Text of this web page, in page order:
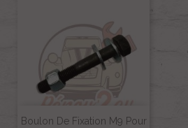
Boulon De Fixation M9 Pour